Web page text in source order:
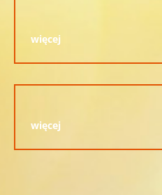
więcej
więcej